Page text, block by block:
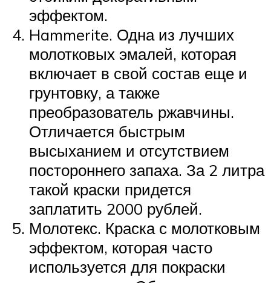
эффектом.
Hammerite. Одна из лучших
молотковых эмалей, которая
включает в свой состав еще и
грунтовку, а также
преобразователь ржавчины.
Отличается быстрым
высыханием и отсутствием
постороннего запаха. За 2 литра
такой краски придется
заплатить 2000 рублей.
Молотекс. Краска с молотковым
эффектом, которая часто
используется для покраски